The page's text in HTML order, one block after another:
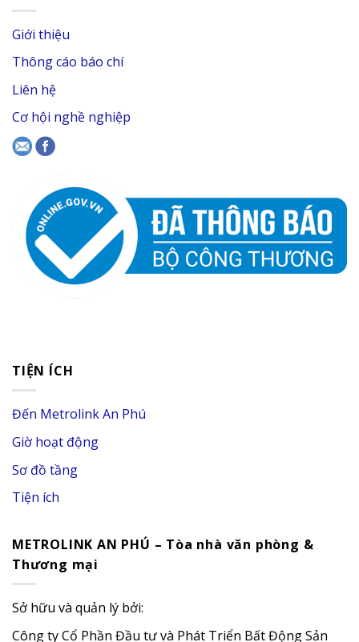
Giới thiệu
Thông cáo báo chí
Liên hệ
Cơ hội nghề nghiệp
TIỆN ÍCH
Đến Metrolink An Phú
Giờ hoạt động
Sơ đồ tầng
Tiện ích
METROLINK AN PHÚ – Tòa nhà văn phòng &
Thương mại
Sở hữu và quản lý bởi:
Công ty Cổ Phần Đầu tư và Phát Triển Bất Động Sản